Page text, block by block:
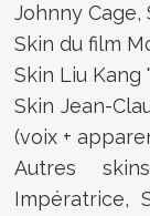
Johnny Cage,
Skin du film
Skin Liu Kang
Skin Jean-
(voix +
Autres
Impératrice,